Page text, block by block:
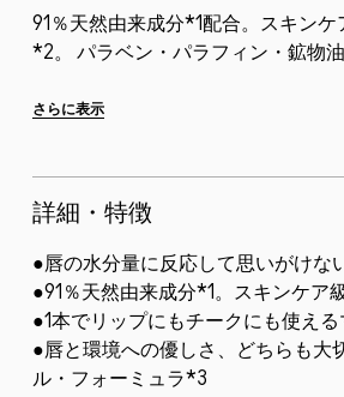
91％天然由来成分*1配合。スキン
*2。 パラベン・パラフィン・鉱物油
＊1 天然由来成分とは、自然由来指
さらに表示
詳細・特徴
●唇の水分量に反応して思いがけな
●91％天然由来成分*1。スキンケア
●1本でリップにもチークにも使える
●唇と環境への優しさ、どちらも大
ル・フォーミュラ*3